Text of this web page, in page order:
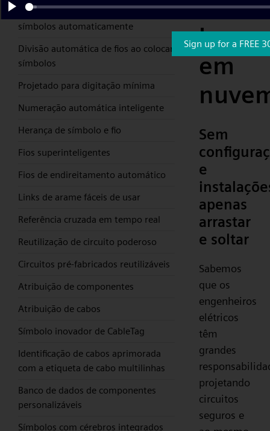
Nova Autowiring que conecta
símbolos automaticamente
Divisão automática de fios ao colocar
símbolos
Projetado para digitação mínima
Numeração automática inteligente
Herança de símbolo e fio
Fios superinteligentes
Fios de endireitamento automático
Links de arame fáceis de usar
Referência cruzada em tempo real
Reutilização de circuito poderoso
Circuitos pré-fabricados reutilizáveis
Atribuição de componentes
Atribuição de cabos
Símbolo inovador de CableTag
Identificação de cabos aprimorada
com a etiqueta de cabo multilinhas
Banco de dados de componentes
personalizáveis
Símbolos com cérebros integrados
CAD
em
Sem
e
apenas
arrastar
e soltar
Sabemos
que os
engenheiros
elétricos
têm
grandes
projetando
circuitos
seguros e
Play
Sign up for a FREE